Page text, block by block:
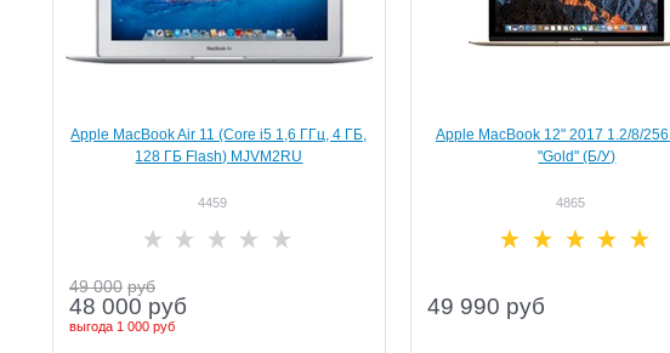
Apple MacBook Air 11 (Core i5 1,6 ГГц, 4 ГБ,
128 ГБ Flash) MJVM2RU
4459
49 000 руб
48 000 руб
выгода 1 000 руб
Apple MacBook 12" 2017 1.2/8/
"Gold" (Б/У)
4865
49 990 руб